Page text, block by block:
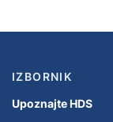
IZBORNIK
Upoznajte HDS